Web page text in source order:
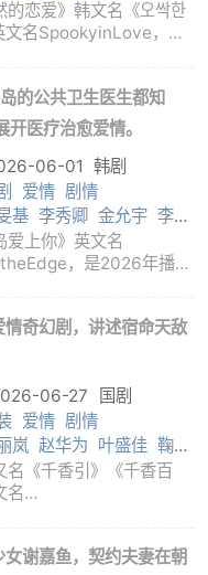
的恋爱》韩文名《오싹한
文名SpookyinLove，是
导，崔正美编剧，朴恩
邕圣祐等主演。韩国顶
的公共卫生医生都知
医疗治愈爱情。
06-01 韩剧
爱情 剧情
基 李秀卿 金允宇 李宰
爱上你》英文名
，是2026年播出
带着秘密来到岛上的护士
奇幻剧，讲述宿命天敌
06-27
国剧
爱情 剧情
岚 赵华为 叶盛佳 鞠婧
名《千香引》《千香百
名
香百媚》。剧集由鞠觉亮
谢嘉鱼，契约夫妻在朝